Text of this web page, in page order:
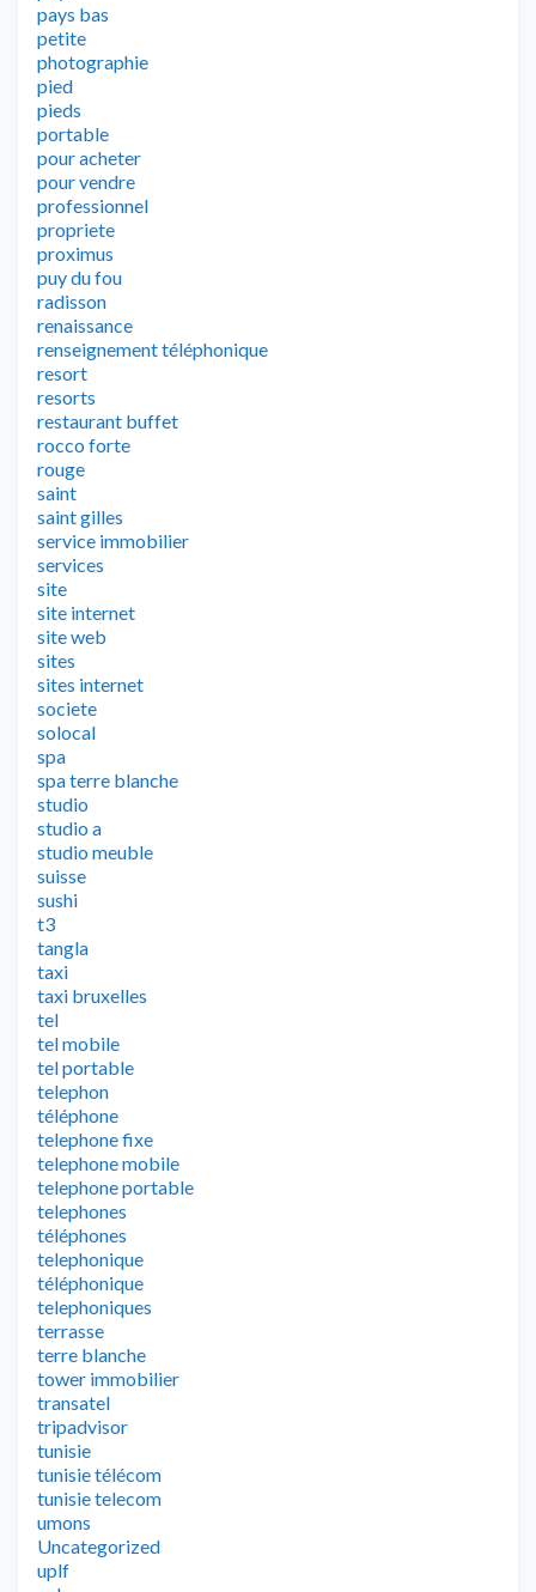
pays bas
petite
photographie
pied
pieds
portable
pour acheter
pour vendre
professionnel
propriete
proximus
puy du fou
radisson
renaissance
renseignement téléphonique
resort
resorts
restaurant buffet
rocco forte
rouge
saint
saint gilles
service immobilier
services
site
site internet
site web
sites
sites internet
societe
solocal
spa
spa terre blanche
studio
studio a
studio meuble
suisse
sushi
t3
tangla
taxi
taxi bruxelles
tel
tel mobile
tel portable
telephon
téléphone
telephone fixe
telephone mobile
telephone portable
telephones
téléphones
telephonique
téléphonique
telephoniques
terrasse
terre blanche
tower immobilier
transatel
tripadvisor
tunisie
tunisie télécom
tunisie telecom
umons
Uncategorized
uplf